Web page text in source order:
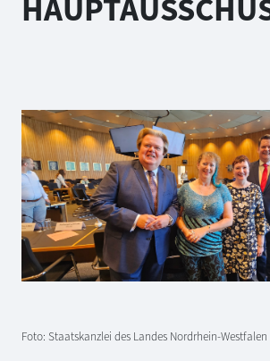
Foto: Staatskanzlei des Landes Nordrhein-Westfalen